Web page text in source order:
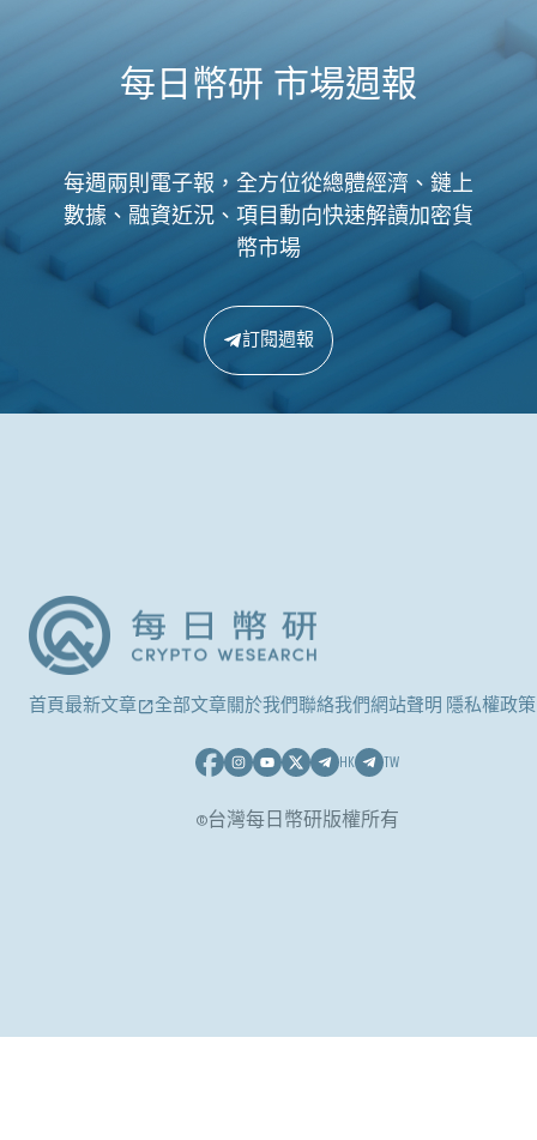
每日幣研 市場週報
每週兩則電子報，全方位從總體經濟、鏈上
數據、融資近況、項目動向快速解讀加密貨
幣市場
訂閱週報
首頁最新文章 全部文章關於我們聯絡我們網站聲明 隱私權政策
HK TW
©台灣每日幣研版權所有